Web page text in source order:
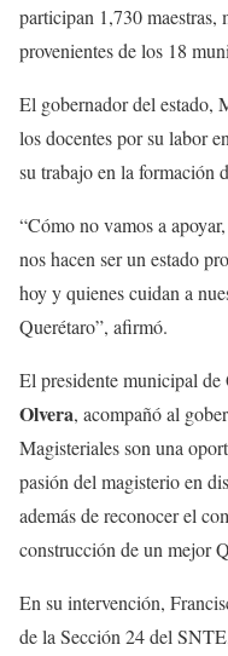
participan 1,730 maestras,
provenientes de los 18
El gobernador del estado,
los docentes por su labor
su trabajo en la formación
“Cómo no vamos a
nos hacen ser un estado
hoy y quienes cuidan a
Querétaro”, afirmó.
El presidente municipal de
Olvera, acompañó al
Magisteriales son una
pasión del magisterio en
además de reconocer el
construcción de un mejor
En su intervención,
de la Sección 24 del